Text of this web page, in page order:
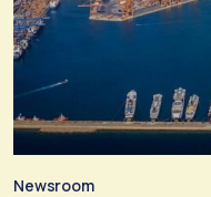
Newsroom